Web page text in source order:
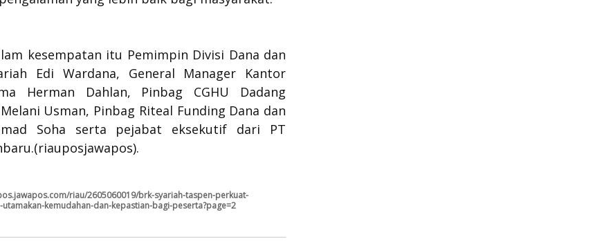
kesempatan itu Pemimpin Divisi Dana dan
Edi Wardana, General Manager Kantor
Herman Dahlan, Pinbag CGHU Dadang
Usman, Pinbag Riteal Funding Dana dan
Soha serta pejabat eksekutif dari PT
riau/2605060019/brk-syariah-taspen-perkuat-
utamakan-kemudahan-dan-kepastian-bagi-peserta?page=2